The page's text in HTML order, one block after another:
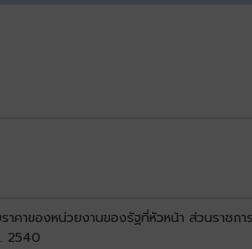
าคาของหน่วยงานของรัฐที่หัวหน้า ส่วนราชก
2540